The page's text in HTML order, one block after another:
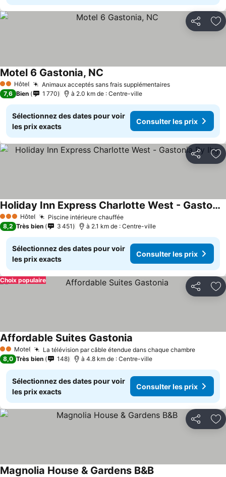
Partager
2 Étoiles
Hôtel Animaux acceptés sans frais supplémentaires
Motel 6 Gastonia, NC
7,6 Bien 1 770 à 2.0 km de : Centre-ville
Sélectionnez des dates pour voir
les prix exacts
Consulter les prix
Partager
3 ÉtoilesHôtel Piscine intérieure chauffée
Holiday Inn Express Charlotte West - Gastonia By Ihg
8,2 Très bien 3 451 à 2.1 km de : Centre-ville
Sélectionnez des dates pour voir
les prix exacts
Consulter les prix
Partager
Choix populaire
2 ÉtoilesMotel La télévision par câble étendue dans chaque chambre
Affordable Suites Gastonia
8,0 Très bien 148 à 4.8 km de : Centre-ville
Sélectionnez des dates pour voir
les prix exacts
Consulter les prix
Partager
Magnolia House & Gardens B&B